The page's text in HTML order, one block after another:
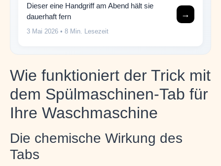
Dieser eine Handgriff am Abend hält sie
dauerhaft fern
3 Mai 2026 • 8 Min. Lesezeit
→
Wie funktioniert der Trick mit
dem Spülmaschinen-Tab für
Ihre Waschmaschine
Die chemische Wirkung des
Tabs